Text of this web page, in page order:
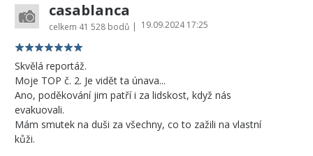
casablanca
celkem 41 528 bodů 19.09.2024 17:25
Skvělá reportáž.
Moje TOP č. 2. Je vidět ta únava...
Ano, poděkování jim patří i za lidskost, když nás
evakuovali.
Mám smutek na duši za všechny, co to zažili na vlastní
kůži.